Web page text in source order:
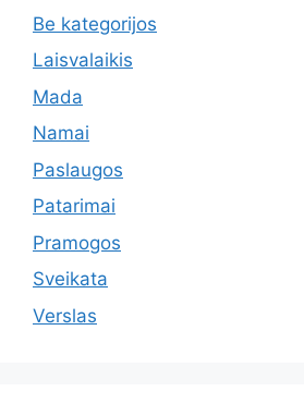
Be kategorijos
Laisvalaikis
Mada
Namai
Paslaugos
Patarimai
Pramogos
Sveikata
Verslas